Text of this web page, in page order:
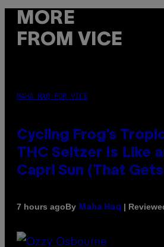
MORE
FROM VICE
MAHA HAQ FOR VICE
Cycling Frog’s
THC Seltzer Is Like
Capri Sun (That
7 hours agoBy Maha Haq |